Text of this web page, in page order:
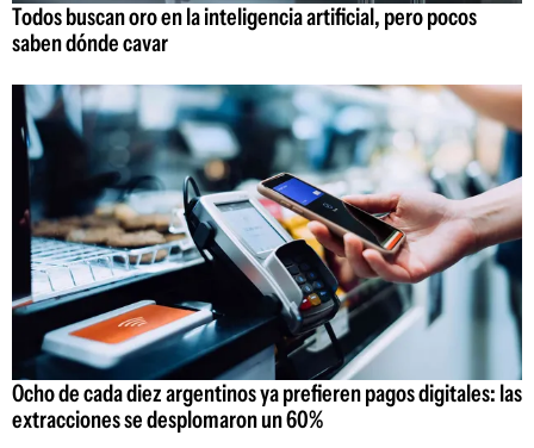
Todos buscan oro en la inteligencia artificial, pero pocos
saben dónde cavar
Ocho de cada diez argentinos ya prefieren pagos digitales: las
extracciones se desplomaron un 60%